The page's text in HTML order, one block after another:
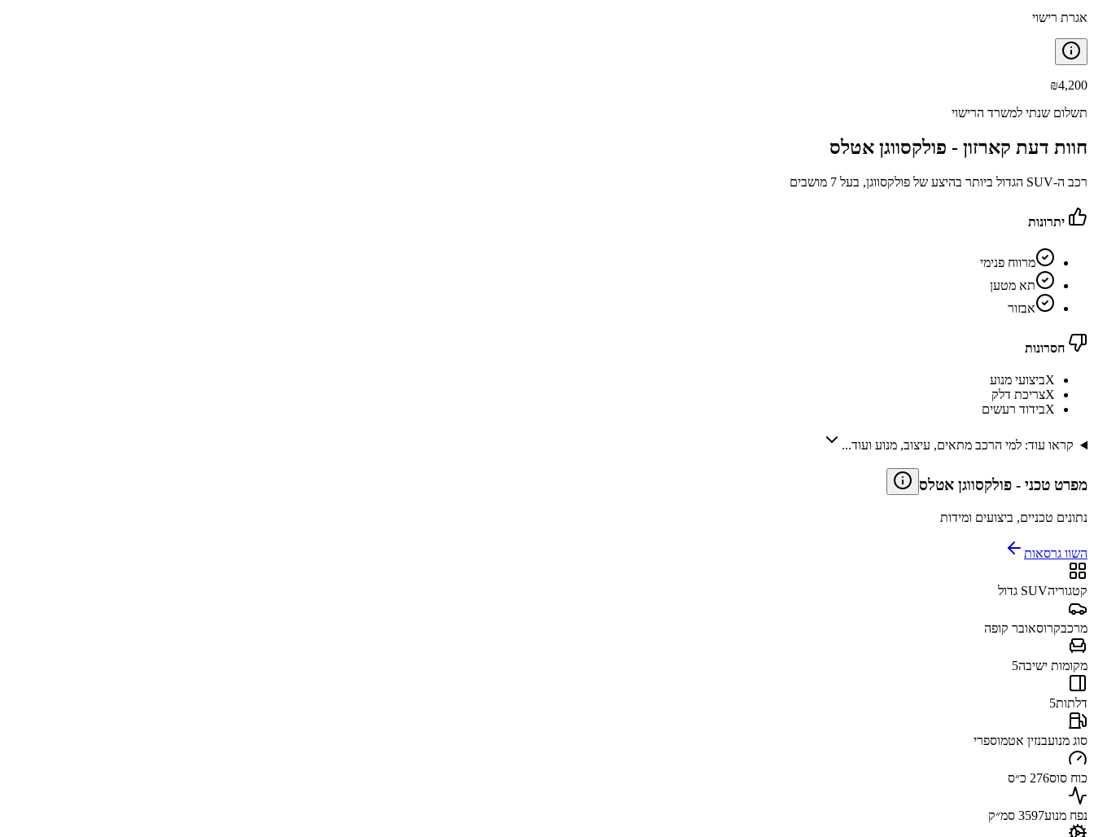
אגרת רישוי
₪4,200
תשלום שנתי למשרד הרישוי
חוות דעת קארזון - פולקסווגן אטלס
רכב ה-SUV הגדול ביותר בהיצע של פולקסווגן, בעל 7 מושבים
יתרונות
מרווח פנימי
תא מטען
אבזור
חסרונות
Xביצועי מנוע
Xצריכת דלק
Xבידוד רעשים
קראו עוד: למי הרכב מתאים, עיצוב, מנוע ועוד...
מפרט טכני - פולקסווגן אטלס
נתונים טכניים, ביצועים ומידות
השוו גרסאות
קטגוריהSUV גדול
מרכבקרוסאובר קופה
מקומות ישיבה5
דלתות5
סוג מנועבנזין אטמוספרי
כוח סוס276 כ״ס
נפח מנוע3597 סמ״ק